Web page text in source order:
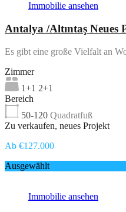
Immobilie ansehen
Antalya /Altıntaş Neues
Es gibt eine große Vielfalt an
Zimmer
1+1 2+1
Bereich
50-120 Quadratfuß
Zu verkaufen, neues Projekt
Ab €127.000
Ausgewählt
Immobilie ansehen